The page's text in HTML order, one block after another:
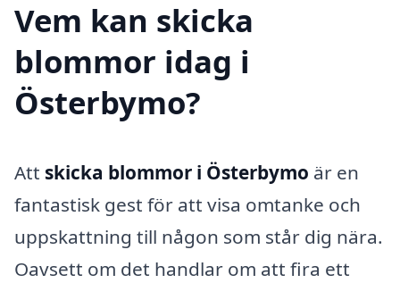
Vem kan skicka
blommor idag i
Österbymo?
Att skicka blommor i Österbymo är en
fantastisk gest för att visa omtanke och
uppskattning till någon som står dig nära.
Oavsett om det handlar om att fira ett